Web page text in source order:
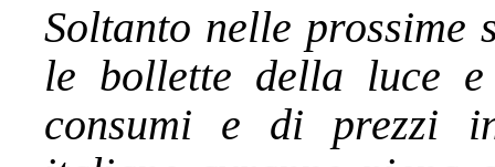
Soltanto nelle prossime
le bollette della luce
consumi e di prezzi